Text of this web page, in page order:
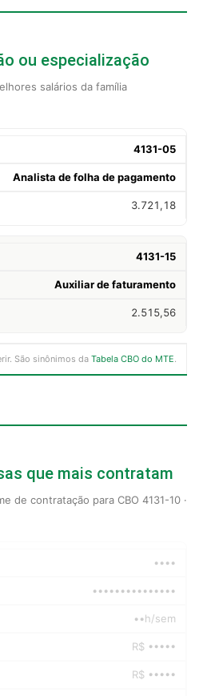
ou especialização
salários da família
4131-05
Analista de folha de pagamento
3.721,18
4131-15
Auxiliar de faturamento
2.515,56
São sinônimos da Tabela CBO do MTE.
que mais contratam
de contratação para CBO 4131-10 ·
••••
•••••••••••••••
••h/sem
R$ •••••
R$ •••••